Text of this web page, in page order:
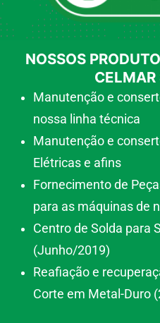
NOSSOS
CELMAR
Manutenção e
nossa linha técnica
Manutenção e
Elétricas e afins
Fornecimento de
para as máquinas de
Centro de Solda para
(Junho/2019)
Reafiação e
Corte em Metal-Duro